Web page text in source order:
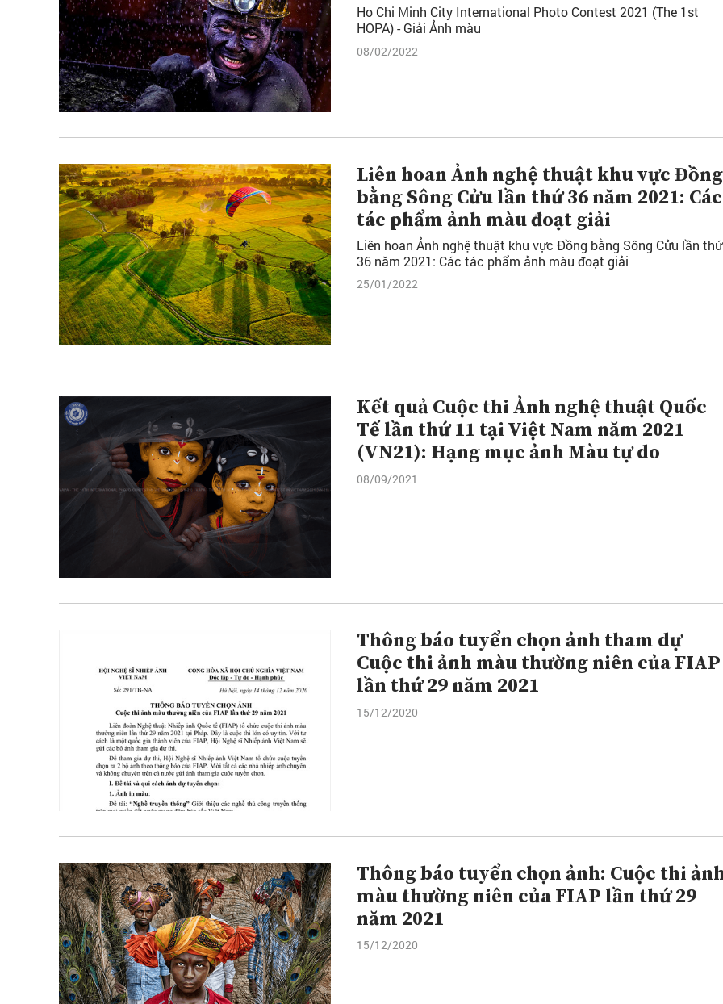
Ho Chi Minh City International Photo Contest 2021 (The 1st
HOPA) - Giải Ảnh màu
08/02/2022
Liên hoan Ảnh nghệ thuật khu vực Đồng
bằng Sông Cửu lần thứ 36 năm 2021: Các
tác phẩm ảnh màu đoạt giải
Liên hoan Ảnh nghệ thuật khu vực Đồng bằng Sông Cửu lần thứ
36 năm 2021: Các tác phẩm ảnh màu đoạt giải
25/01/2022
Kết quả Cuộc thi Ảnh nghệ thuật Quốc
Tế lần thứ 11 tại Việt Nam năm 2021
(VN21): Hạng mục ảnh Màu tự do
08/09/2021
Thông báo tuyển chọn ảnh tham dự
Cuộc thi ảnh màu thường niên của FIAP
lần thứ 29 năm 2021
15/12/2020
Thông báo tuyển chọn ảnh: Cuộc thi
màu thường niên của FIAP lần thứ 29
năm 2021
15/12/2020